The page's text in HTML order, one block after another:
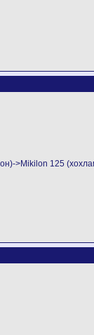
>Mikilon 125